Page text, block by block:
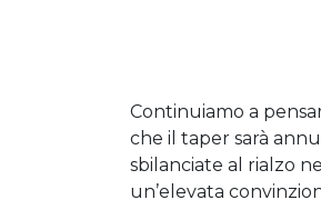
Continuiamo a
che il taper sarà
sbilanciate al rialzo
un’elevata